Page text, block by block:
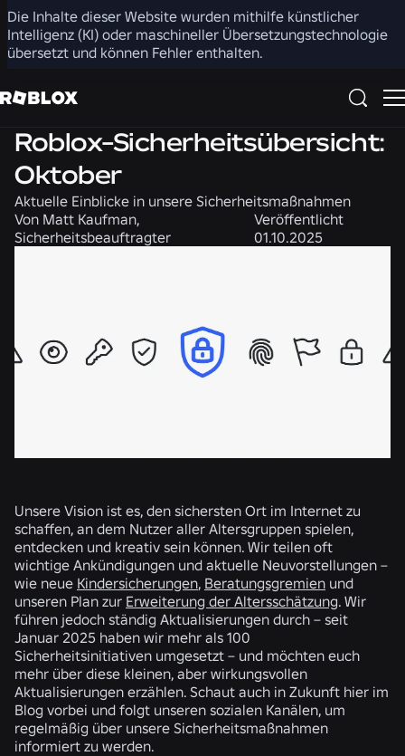
Die Inhalte dieser Website wurden mithilfe künstlicher
Intelligenz (KI) oder maschineller Übersetzungstechnologie
übersetzt und können Fehler enthalten.
Teilen
Roblox-Sicherheitsübersicht:
Oktober
Aktuelle Einblicke in unsere Sicherheitsmaßnahmen
Von Matt Kaufman,
Sicherheitsbeauftragter
Veröffentlicht
01.10.2025
Unsere Vision ist es, den sichersten Ort im Internet zu
schaffen, an dem Nutzer aller Altersgruppen spielen,
entdecken und kreativ sein können. Wir teilen oft
wichtige Ankündigungen und aktuelle Neuvorstellungen –
wie neue Kindersicherungen, Beratungsgremien und
unseren Plan zur Erweiterung der Altersschätzung. Wir
führen jedoch ständig Aktualisierungen durch – seit
Januar 2025 haben wir mehr als 100
Sicherheitsinitiativen umgesetzt – und möchten euch
mehr über diese kleinen, aber wirkungsvollen
Aktualisierungen erzählen. Schaut auch in Zukunft hier im
Blog vorbei und folgt unseren sozialen Kanälen, um
regelmäßig über unsere Sicherheitsmaßnahmen
informiert zu werden.